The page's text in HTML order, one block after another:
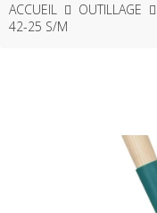
ACCUEIL OUTILLAGE
42-25 S/M